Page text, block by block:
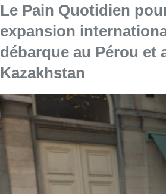
Le Pain Quotidien
expansion
débarque au Pérou et
Kazakhstan